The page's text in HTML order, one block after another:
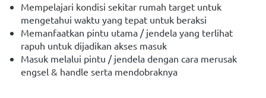
Mempelajari kondisi sekitar rumah target untuk
mengetahui waktu yang tepat untuk beraksi
Memanfaatkan pintu utama / jendela yang terlihat
rapuh untuk dijadikan akses masuk
Masuk melalui pintu / jendela dengan cara merusak
engsel & handle serta mendobraknya